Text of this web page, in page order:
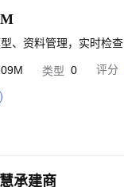
支援，可能守住联盟要塞；一次精
友共同建设要塞与联
制战场。 你可以成为冲锋在
、技能组合、集结时机和补兵效率
传奇战舰，搭配英雄
舰队。持续强化核心阵容，让每
。侦察、集结、驻防
、资料管理，实时检
类型 0 评分
承建商